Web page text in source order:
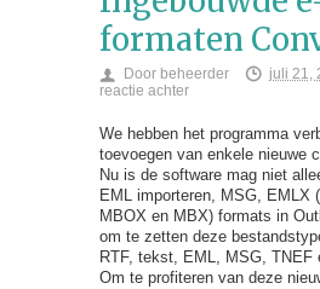
formaten
Door beheerder juli 21,
reactie achter
We hebben het programma
toevoegen van enkele nieuwe
Nu is de software mag niet
EML importeren, MSG, EMLX
MBOX en MBX) formats in
om te zetten deze
RTF, tekst, EML, MSG, TNEF
Om te profiteren van deze